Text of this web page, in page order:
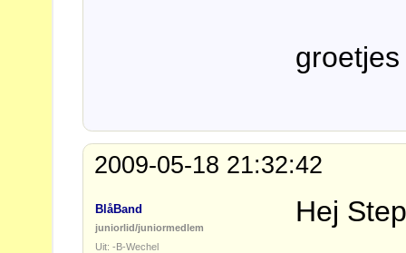
2009-05-18 21:32:42
BlåBand
juniorlid/juniormedlem
Uit: -B-Wechel
Hej